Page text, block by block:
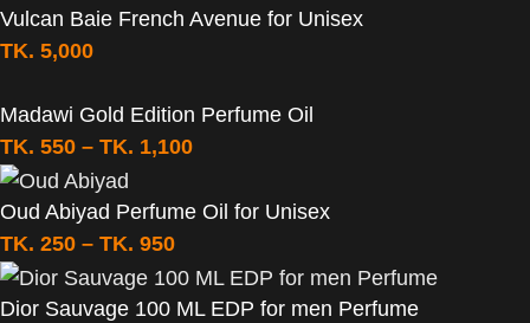
Vulcan Baie French Avenue for Unisex
TK. 5,000
Madawi Gold Edition Perfume Oil
TK. 550 – TK. 1,100
Oud Abiyad Perfume Oil for Unisex
TK. 250 – TK. 950
Dior Sauvage 100 ML EDP for men Perfume